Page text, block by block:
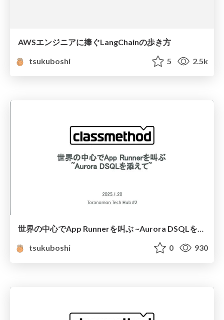
AWSエンジニアに捧ぐLangChainの歩き方
tsukuboshi
5 2.5k
世界の中心でApp Runnerを叫ぶ ~Aurora DSQLを添えて~
tsukuboshi
0 930